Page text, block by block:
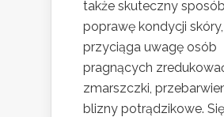
także skuteczny
poprawę kondycji
przyciąga uwagę osób
pragnących
zmarszczki,
blizny potrądzikowe.